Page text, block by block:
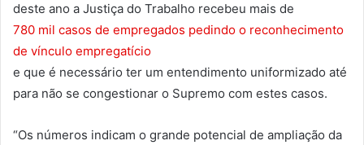
deste ano a Justiça do Trabalho recebeu mais de
780 mil casos de empregados pedindo o reconhecimento
de vínculo empregatício
e que é necessário ter um entendimento uniformizado até
para não se congestionar o Supremo com estes casos.
“Os números indicam o grande potencial de ampliação da